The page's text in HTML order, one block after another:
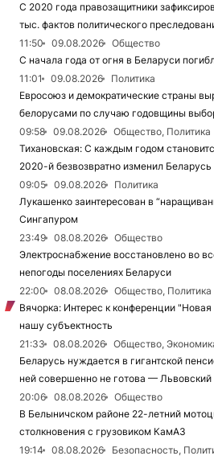
С 2020 года правозащитники
тыс. фактов политического
11:50
09.08.2026
Общество
С начала года от огня в Беларуси
11:01
09.08.2026
Политика
Евросоюз и демократические страны
белорусами по случаю годовщины
09:58
09.08.2026
Общество, Политика
Тихановская: С каждым годом
2020-й безвозвратно изменил Беларусь
09:05
09.08.2026
Политика
Лукашенко заинтересован в
Сингапуром
23:49
08.08.2026
Общество
Электроснабжение восстановлено во
непогоды поселениях Беларуси
22:00
08.08.2026
Общество, Политика
Вячорка: Интерес к конференции
нашу субъектность
21:33
08.08.2026
Общество,
Беларусь нуждается в гигантской
ней совершенно не готова — Львовский
20:06
08.08.2026
Общество
В Белыничском районе 22-летний
столкновения с грузовиком КамАЗ
19:14
08.08.2026
Безопасность,